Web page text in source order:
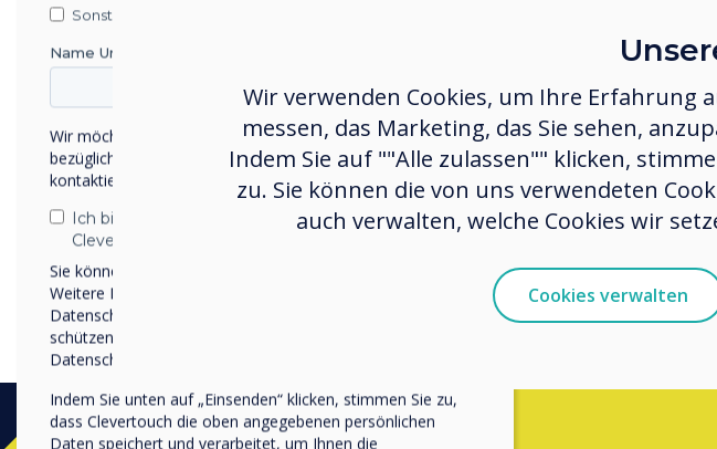
Wir verwenden Cookies, um Ihre Erfahrung
messen, das Marketing, das Sie sehen,
Indem Sie auf ""Alle zulassen"" klicken,
zu. Sie können die von uns verwendeten
auch verwalten, welche Cookies wir
Cookies verwalten
Sonstiges
Name Unternehmen/Einrichtung
Wir möchten Sie gerne per E-Mail, Telefon oder Post
bezüglich unserer Produkte und Dienstleistungen
kontaktieren.
Ich bin damit einverstanden, Mitteilungen von
Clevertouch zu erhalten.
Sie können diese Benachrichtigungen jederzeit abbestellen.
Weitere Informationen zum Abbestellen, zu unseren
Datenschutzverfahren und dazu, wie wir Ihre Privatsphäre
schützen und respektieren, finden Sie in unserer
Datenschutzrichtlinie.
Indem Sie unten auf „Einsenden“ klicken, stimmen Sie zu,
dass Clevertouch die oben angegebenen persönlichen
Daten speichert und verarbeitet, um Ihnen die